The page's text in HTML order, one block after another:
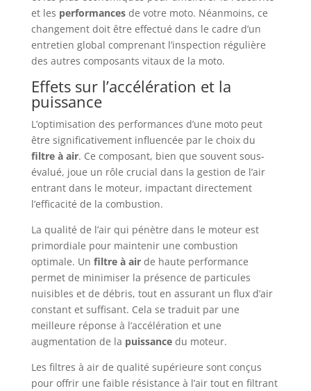
et les performancesde votre moto. Néanmoins, ce
changement doit être effectué dans le cadre d’un
entretien global comprenant l’inspection régulière
des autres composants vitaux de la moto.
Effets sur l’accélération et la
puissance
L’optimisation des performances d’une moto peut
être significativement influencée par le choix du
filtre à air. Ce composant, bien que souvent sous-
évalué, joue un rôle crucial dans la gestion de l’air
entrant dans le moteur, impactant directement
l’efficacité de la combustion.
La qualité de l’air qui pénètre dans le moteur est
primordiale pour maintenir une combustion
optimale. Un filtre à airde haute performance
permet de minimiser la présence de particules
nuisibles et de débris, tout en assurant un flux d’air
constant et suffisant. Cela se traduit par une
meilleure réponse à l’accélération et une
augmentation de la puissancedu moteur.
Les filtres à air de qualité supérieure sont conçus
pour offrir une faible résistance à l’air tout en filtrant